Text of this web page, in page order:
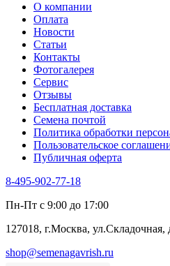
О компании
Оплата
Новости
Статьи
Контакты
Фотогалерея​
Сервис
Отзывы
Бесплатная доставка
Семена почтой
Политика обработки
Пользовательское
Публичная оферта
8-495-902-77-18
Пн-Пт с 9:00 до 17:00
127018, г.Москва, ул.Складочная,
shop@semenagavrish.ru